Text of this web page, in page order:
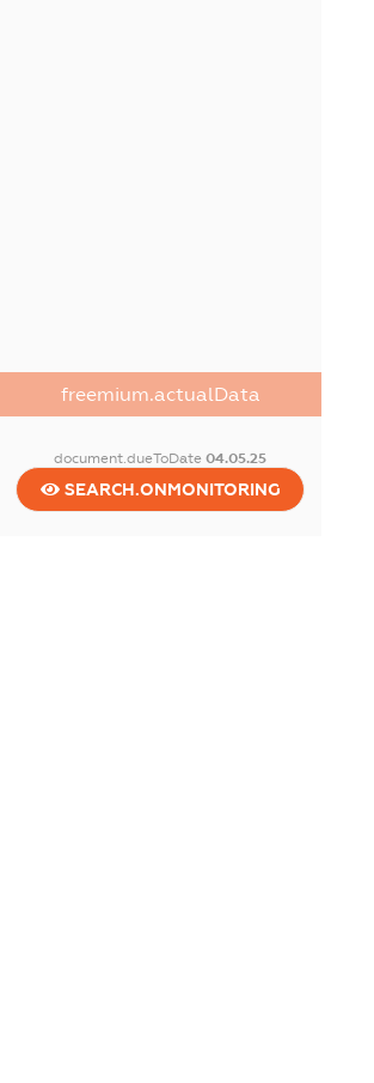
freemium.actualData
document.dueToDate04.05.25
SEARCH.ONMONITORING